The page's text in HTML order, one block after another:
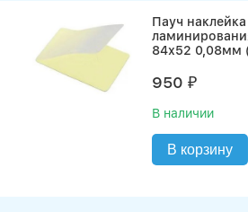
Пауч
84х52 0,08мм
950₽
В наличии
В корзину